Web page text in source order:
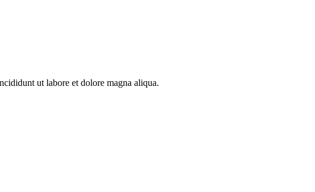
ut labore et dolore magna aliqua.